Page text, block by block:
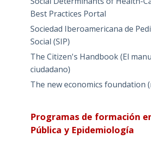
Best Practices Portal
Sociedad Iberoamericana de
Social (SIP)
The Citizen's Handbook (El
ciudadano)
The new economics foundation
Programas de formación
Pública y Epidemiología